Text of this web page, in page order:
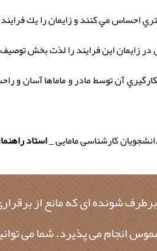
احساس مي كنند و زايمان را يك
زايمان اين فرايند را لذت بخش
آن توسط مادر و ماماها آسان
کارشناسی مامایی _استاد
شونده ای که مانع از
انجام می پذیرد. شما می